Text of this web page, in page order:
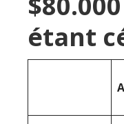
étant